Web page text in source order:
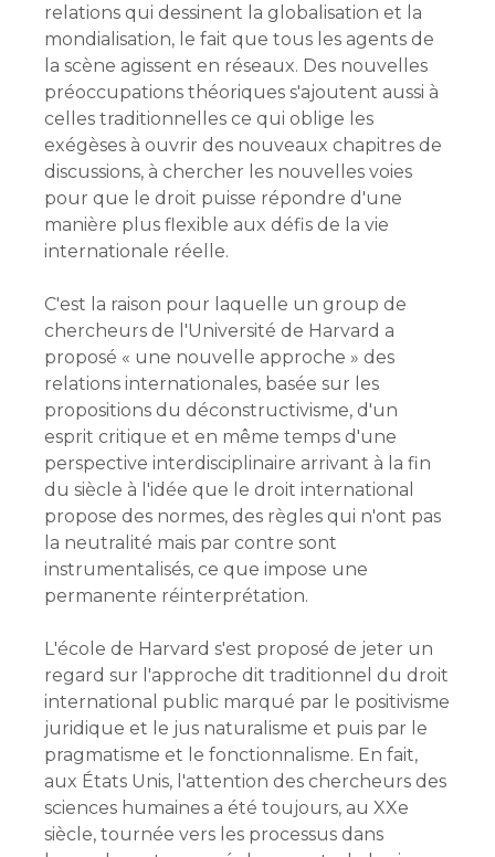
relations qui dessinent la globalisation et la
mondialisation, le fait que tous les agents de
la scène agissent en réseaux. Des nouvelles
préoccupations théoriques s'ajoutent aussi à
celles traditionnelles ce qui oblige les
exégèses à ouvrir des nouveaux chapitres de
discussions, à chercher les nouvelles voies
pour que le droit puisse répondre d'une
manière plus flexible aux défis de la vie
internationale réelle.
C'est la raison pour laquelle un group de
chercheurs de l'Université de Harvard a
proposé « une nouvelle approche » des
relations internationales, basée sur les
propositions du déconstructivisme, d'un
esprit critique et en même temps d'une
perspective interdisciplinaire arrivant à la fin
du siècle à l'idée que le droit international
propose des normes, des règles qui n'ont pas
la neutralité mais par contre sont
instrumentalisés, ce que impose une
permanente réinterprétation.
L'école de Harvard s'est proposé de jeter un
regard sur l'approche dit traditionnel du droit
international public marqué par le positivisme
juridique et le jus naturalisme et puis par le
pragmatisme et le fonctionnalisme. En fait,
aux États Unis, l'attention des chercheurs des
sciences humaines a été toujours, au XXe
siècle, tournée vers les processus dans